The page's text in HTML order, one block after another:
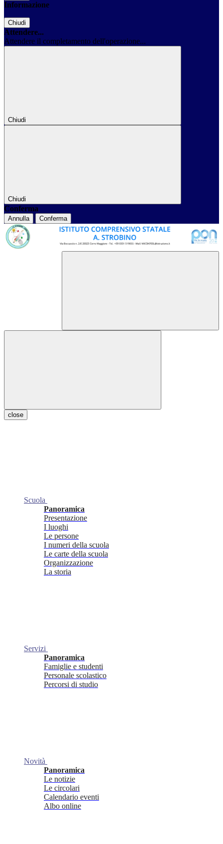
Informazione
Chiudi
Attendere...
Attendere il completamento dell'operazione...
Chiudi
Chiudi
Conferma
Annulla Conferma
close
Scuola
Panoramica
Presentazione
I luoghi
Le persone
I numeri della scuola
Le carte della scuola
Organizzazione
La storia
Servizi
Panoramica
Famiglie e studenti
Personale scolastico
Percorsi di studio
Novità
Panoramica
Le notizie
Le circolari
Calendario eventi
Albo online